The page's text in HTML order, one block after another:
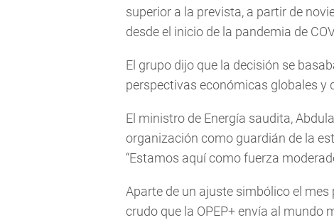
superior a la prevista, a partir de
desde el inicio de la pandemia de
El grupo dijo que la decisión se
perspectivas económicas globales y
El ministro de Energía saudita,
organización como guardián de la
“Estamos aquí como fuerza
Aparte de un ajuste simbólico el
crudo que la OPEP+ envía al mundo